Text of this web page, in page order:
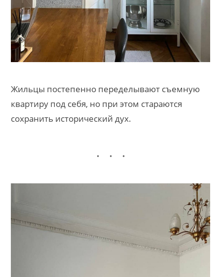
Жильцы постепенно переделывают съемную
квартиру под себя, но при этом стараются
сохранить исторический дух.